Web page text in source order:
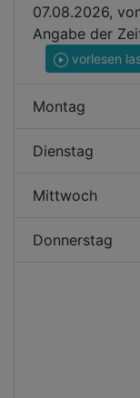
07.08.2026,
Angabe der
vorlesen
Montag
Dienstag
Mittwoch
Donnerstag